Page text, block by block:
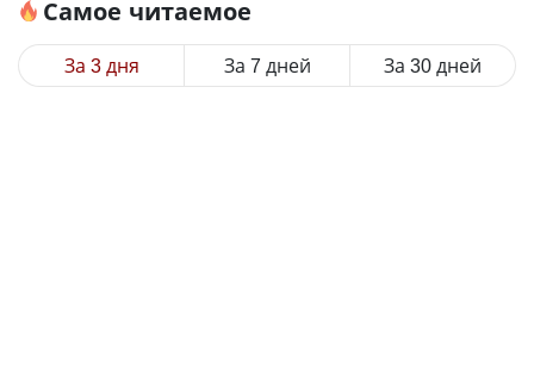
Самое читаемое
За 3 дня За 7 дней За 30 дней